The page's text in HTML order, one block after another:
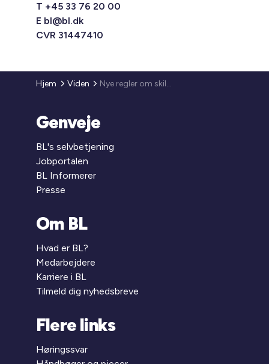
T +45 33 76 20 00
E bl@bl.dk
CVR 31447410
Hjem Viden Nye regler om skiltning ved rygerum og rygekabiner
Genveje
BL's selvbetjening
Jobportalen
BL Informerer
Presse
Om BL
Hvad er BL?
Medarbejdere
Karriere i BL
Tilmeld dig nyhedsbreve
Flere links
Høringssvar